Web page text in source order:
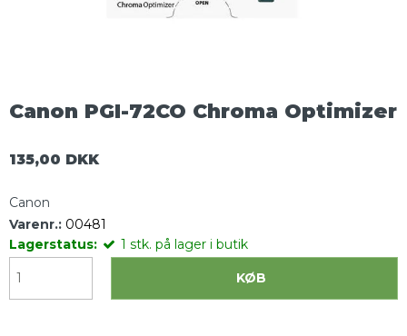
Canon PGI-72CO Chroma Optimizer
135,00 DKK
Canon
Varenr.: 00481
Lagerstatus:
1 stk. på lager i butik
KØB